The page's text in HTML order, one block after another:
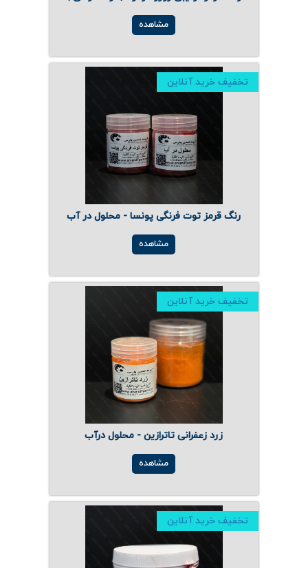
روغن و عصاره
ماسک و ضدعفونی کننده
تجهیزات آزمایشگاهی پلاستیکی
دستگاه های دیجیتال
ارتباط با ما
مشاهده
تخفیف خرید آنلاین
رنگ قرمز توت فرنگی پونسا - محلول در آب
مشاهده
تخفیف خرید آنلاین
زرد زعفرانی تاترازین - محلول درآب
مشاهده
تخفیف خرید آنلاین